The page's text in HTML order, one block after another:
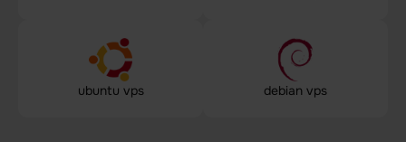
ubuntu vps debian vps